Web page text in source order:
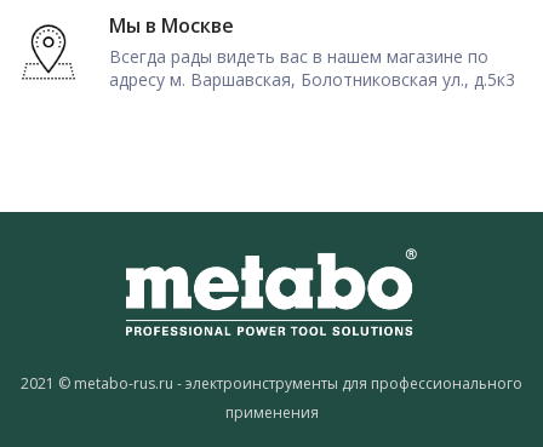
Мы в Москве
Всегда рады видеть вас в нашем магазине по
адресу м. Варшавская, Болотниковская ул., д.5к3
2021 © metabo-rus.ru - электроинструменты для профессионального
применения